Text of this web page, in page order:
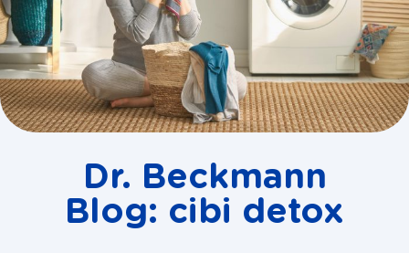
Dr. Beckmann
Blog: cibi detox